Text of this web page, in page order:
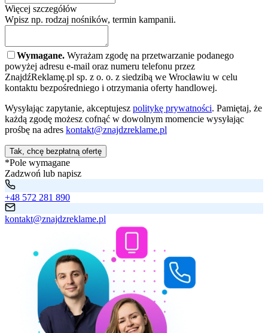
Więcej szczegółów
Wpisz np. rodzaj nośników, termin kampanii.
Wymagane. Wyrażam zgodę na przetwarzanie podanego
powyżej adresu e-mail oraz numeru telefonu przez
ZnajdźReklamę.pl sp. z o. o. z siedzibą we Wrocławiu w celu
kontaktu bezpośredniego i otrzymania oferty handlowej.
Wysyłając zapytanie, akceptujesz politykę prywatności. Pamiętaj, że
każdą zgodę możesz cofnąć w dowolnym momencie wysyłając
prośbę na adres kontakt@znajdzreklame.pl
Tak, chcę bezpłatną ofertę
*Pole wymagane
Zadzwoń lub napisz
+48 572 281 890
kontakt@znajdzreklame.pl